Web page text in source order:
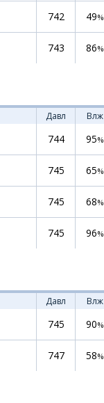
742 49%
743 86%
Давл Влж
744 95%
745 65%
745 68%
745 96%
Давл Влж
745 90%
747 58%